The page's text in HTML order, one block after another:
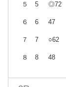
５ 5 ◎72
６ 6 47
７ 7 ○62
８ 8 48